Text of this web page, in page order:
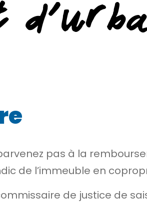
pas à la
de l’immeuble en
de justice de